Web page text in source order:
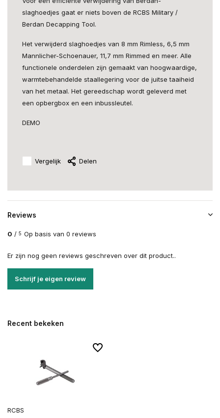
slaghoedjes gaat er niets boven de RCBS Military /
Berdan Decapping Tool.
Het verwijderd slaghoedjes van 8 mm Rimless, 6,5 mm
Mannlicher-Schoenauer, 11,7 mm Rimmed en meer. Alle
functionele onderdelen zijn gemaakt van hoogwaardige,
warmtebehandelde staallegering voor de juitse taaiheid
van het metaal. Het gereedschap wordt geleverd met
een opbergbox en een inbussleutel.
DEMO
Vergelijk Delen
Reviews
0 / 5 Op basis van 0 reviews
Er zijn nog geen reviews geschreven over dit product..
Schrijf je eigen review
Recent bekeken
RCBS